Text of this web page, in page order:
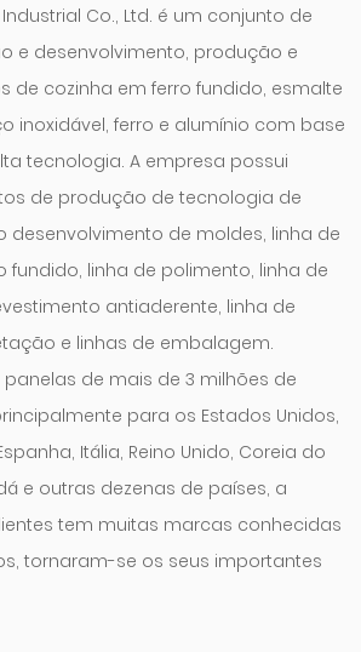
Co., Ltd. é um conjunto de
e desenvolvimento, produção e
de cozinha em ferro fundido, esmalte
inoxidável, ferro e alumínio com base
tecnologia. A empresa possui
de produção de tecnologia de
desenvolvimento de moldes, linha de
fundido, linha de polimento, linha de
antiaderente, linha de
e linhas de embalagem.
de mais de 3 milhões de
para os Estados Unidos,
Itália, Reino Unido, Coreia do
e outras dezenas de países, a
tem muitas marcas conhecidas
tornaram-se os seus importantes